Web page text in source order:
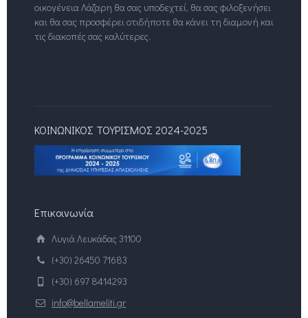
οικογένεια Λάζαρη θα σας υποδεχτεί, θα σας φιλοξενήσει
και θα σας προσφέρει οτιδήποτε θα κάνει τη διαμονή και
τις διακοπές σας καλύτερες.
ΚΟΙΝΩΝΙΚΟΣ ΤΟΥΡΙΣΜΟΣ 2024-2025
Επικοινωνία
Λυγιά Λευκάδας 31100
(+30) 26450 71683
(+30) 697 8414293
info@bellameliti.gr